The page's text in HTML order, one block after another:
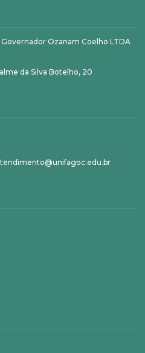
Ozanam Coelho LTDA
da Silva Botelho, 20